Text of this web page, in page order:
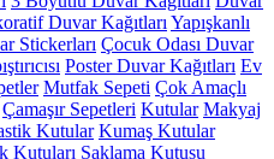
Duvar Kağıtları Yapışkanlı
Stickerları Çocuk Odası Duvar
Poster Duvar Kağıtları Ev
Mutfak Sepeti Çok Amaçlı
Çamaşır Sepetleri Kutular Makyaj
Kutular Kumaş Kutular
Kutuları Saklama Kutusu